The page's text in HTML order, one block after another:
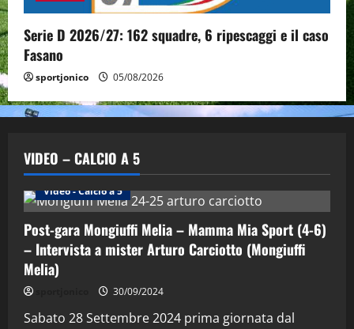
Serie D 2026/27: 162 squadre, 6 ripescaggi e il caso
Fasano
sportjonico 05/08/2026
VIDEO – CALCIO A 5
Altri Sport Calcio a 5 Maschile
Video - Calcio a 5
Post-gara Mongiuffi Melia – Mamma Mia Sport (4-6)
– Intervista a mister Arturo Carciotto (Mongiuffi
Melia)
30/09/2024
Sabato 28 Settembre 2024 prima giornata dal
“SportEmpire” in Podcast: 29^ Puntata
(Martedi 28 Aprile 2026)